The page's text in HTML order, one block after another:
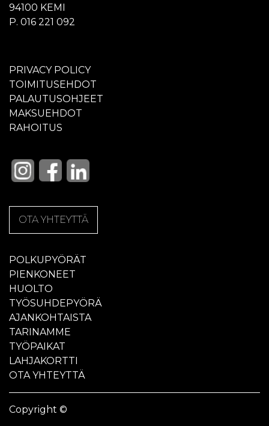
94100 KEMI
P. 016 221 092
PRIVACY POLICY
TOIMITUSEHDOT
PALAUTUSOHJEET
MAKSUEHDOT
RAHOITUS
OTA YHTEYTTÄ
POLKUPYÖRÄT
PIENKONEET
HUOLTO
TYÖSUHDEPYÖRÄ
AJANKOHTAISTA
TARINAMME
TYÖPAIKAT
LAHJAKORTTI
OTA YHTEYTTÄ
Copyright ©